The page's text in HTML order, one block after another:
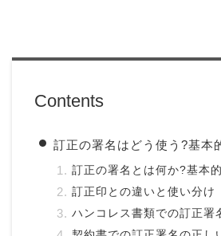
Contents
訂正の署名はどう使う?基本
訂正の署名とは何か?基本
訂正印との違いと使い分け
ハンコレス書類での訂正署